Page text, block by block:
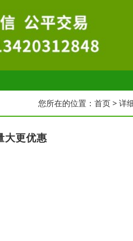
您所在的位置： 首页> 详
大更优惠